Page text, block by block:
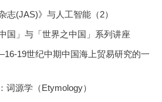
志(JAS)》与人工智能（2）
国」与「世界之中国」系列讲座
19世纪中期中国海上贸易研究的一
词源学（Etymology）